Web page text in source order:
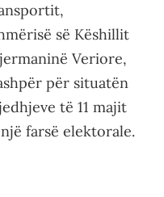
së Këshillit
Veriore,
për situatën
të 11 majit
farsë elektorale.